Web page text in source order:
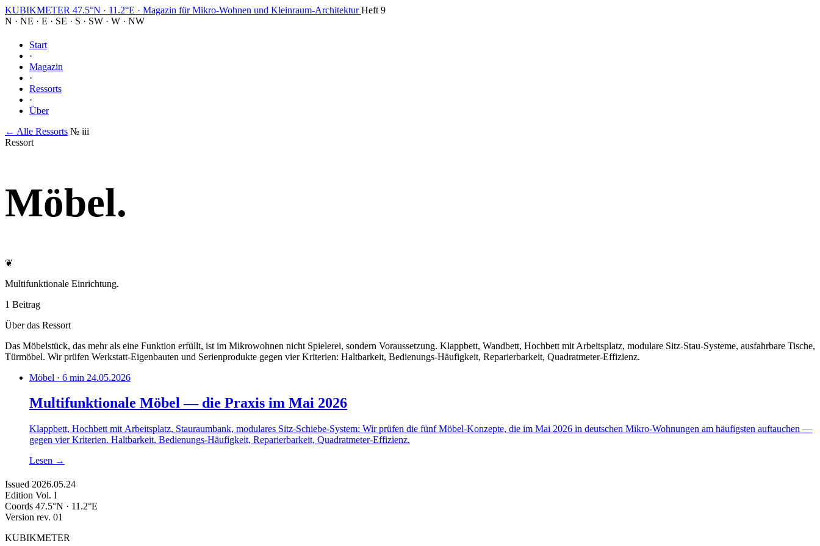
KUBIKMETER 47.5°N · 11.2°E · Magazin für Mikro-Wohnen und Kleinraum-Architektur Heft 9
N · NE · E · SE · S · SW · W · NW
Start
·
Magazin
·
Ressorts
·
Über
← Alle Ressorts № iii
Ressort
Möbel.
❦
Multifunktionale Einrichtung.
1 Beitrag
Über das Ressort
Das Möbelstück, das mehr als eine Funktion erfüllt, ist im Mikrowohnen nicht Spielerei, sondern Voraussetzung. Klappbett, Wandbett, Hochbett mit Arbeitsplatz, modulare Sitz-Stau-Systeme, ausfahrbare Tische,
Türmöbel. Wir prüfen Werkstatt-Eigenbauten und Serienprodukte gegen vier Kriterien: Haltbarkeit, Bedienungs-Häufigkeit, Reparierbarkeit, Quadratmeter-Effizienz.
Möbel · 6 min 24.05.2026
Multifunktionale Möbel — die Praxis im Mai 2026
Klappbett, Hochbett mit Arbeitsplatz, Stauraumbank, modulares Sitz-Schiebe-System: Wir prüfen die fünf Möbel-Konzepte, die im Mai 2026 in deutschen Mikro-Wohnungen am häufigsten auftauchen —
gegen vier Kriterien. Haltbarkeit, Bedienungs-Häufigkeit, Reparierbarkeit, Quadratmeter-Effizienz.
Lesen →
Issued 2026.05.24
Edition Vol. I
Coords 47.5°N · 11.2°E
Version rev. 01
KUBIKMETER